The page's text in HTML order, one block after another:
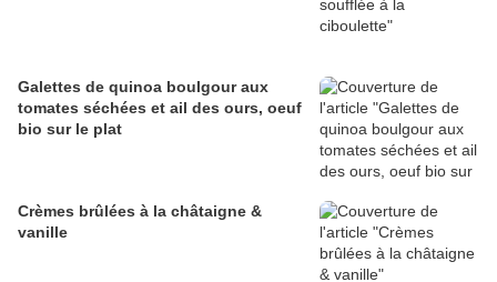
Galettes de quinoa boulgour aux
tomates séchées et ail des ours, oeuf
bio sur le plat
Crèmes brûlées à la châtaigne &
vanille